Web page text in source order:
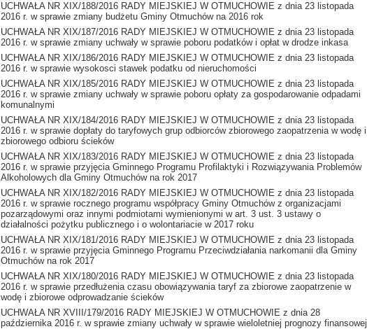
UCHWAŁA NR XIX/188/2016 RADY MIEJSKIEJ W OTMUCHOWIE z dnia 23 listopada
2016 r. w sprawie zmiany budżetu Gminy Otmuchów na 2016 rok
UCHWAŁA NR XIX/187/2016 RADY MIEJSKIEJ W OTMUCHOWIE z dnia 23 listopada
2016 r. w sprawie zmiany uchwały w sprawie poboru podatków i opłat w drodze inkasa
UCHWAŁA NR XIX/186/2016 RADY MIEJSKIEJ W OTMUCHOWIE z dnia 23 listopada
2016 r. w sprawie wysokosci stawek podatku od nieruchomości
UCHWAŁA NR XIX/185/2016 RADY MIEJSKIEJ W OTMUCHOWIE z dnia 23 listopada
2016 r. w sprawie zmiany uchwały w sprawie poboru opłaty za gospodarowanie odpadami
komunalnymi
UCHWAŁA NR XIX/184/2016 RADY MIEJSKIEJ W OTMUCHOWIE z dnia 23 listopada
2016 r. w sprawie dopłaty do taryfowych grup odbiorców zbiorowego zaopatrzenia w wodę i
zbiorowego odbioru ścieków
UCHWAŁA NR XIX/183/2016 RADY MIEJSKIEJ W OTMUCHOWIE z dnia 23 listopada
2016 r. w sprawie przyjęcia Gminnego Programu Profilaktyki i Rozwiązywania Problemów
Alkoholowych dla Gminy Otmuchów na rok 2017
UCHWAŁA NR XIX/182/2016 RADY MIEJSKIEJ W OTMUCHOWIE z dnia 23 listopada
2016 r. w sprawie rocznego programu współpracy Gminy Otmuchów z organizacjami
pozarządowymi oraz innymi podmiotami wymienionymi w art. 3 ust. 3 ustawy o
działalności pożytku publicznego i o wolontariacie w 2017 roku
UCHWAŁA NR XIX/181/2016 RADY MIEJSKIEJ W OTMUCHOWIE z dnia 23 listopada
2016 r. w sprawie przyjęcia Gminnego Programu Przeciwdziałania narkomanii dla Gminy
Otmuchów na rok 2017
UCHWAŁA NR XIX/180/2016 RADY MIEJSKIEJ W OTMUCHOWIE z dnia 23 listopada
2016 r. w sprawie przedłużenia czasu obowiązywania taryf za zbiorowe zaopatrzenie w
wodę i zbiorowe odprowadzanie ścieków
UCHWAŁA NR XVIII/179/2016 RADY MIEJSKIEJ W OTMUCHOWIE z dnia 28
października 2016 r. w sprawie zmiany uchwały w sprawie wieloletniej prognozy finansowej